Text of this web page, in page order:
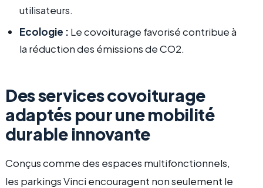
utilisateurs.
Ecologie : Le covoiturage favorisé contribue à
la réduction des émissions de CO2.
Des services covoiturage
adaptés pour une mobilité
durable innovante
Conçus comme des espaces multifonctionnels,
les parkings Vinci encouragent non seulement le